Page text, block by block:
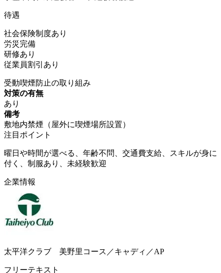
待遇
社会保険制度あり
労災完備
研修あり
従業員割引あり
受動喫煙防止の取り組み
対策の有無
あり
備考
敷地内禁煙（屋外に喫煙場所設置）
注目ポイント
曜日や時間が選べる、年齢不問、交通費支給、スキルが身に
付く、制服あり、未経験歓迎
企業情報
太平洋クラブ 美野里コース／キャディ／AP
フリーテキスト